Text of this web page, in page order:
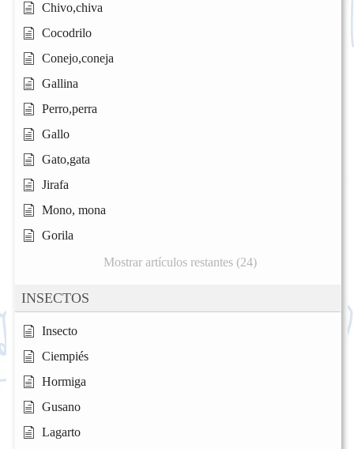
Chivo,chiva
Cocodrilo
Conejo,coneja
Gallina
Perro,perra
Gallo
Gato,gata
Jirafa
Mono, mona
Gorila
Mostrar artículos restantes (24)
INSECTOS
Insecto
Ciempiés
Hormiga
Gusano
Lagarto